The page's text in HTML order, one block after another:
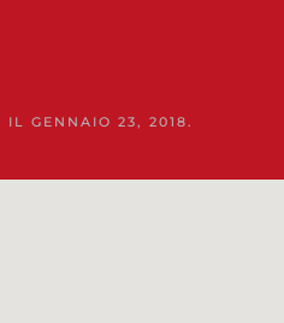
IL GENNAIO 23, 2018.